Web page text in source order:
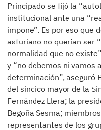
Principado se fijó la
institucional ante una
impone”. Es por eso que
asturiano no querían ser
normalidad que no
y “no debemos ni vamos
determinación”, aseguró
del síndico mayor de la
Fernández Llera; la
Begoña Sesma;
representantes de los